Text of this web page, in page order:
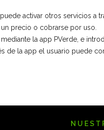
activar otros servicios
precio o cobrarse por uso.
la app PVerde, e
de la app el usuario puede